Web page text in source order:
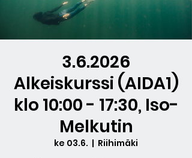
3.6.2026
Alkeiskurssi (AIDA1)
klo 10:00 - 17:30, Iso-
Melkutin
ke 03.6.
  |
Riihimäki